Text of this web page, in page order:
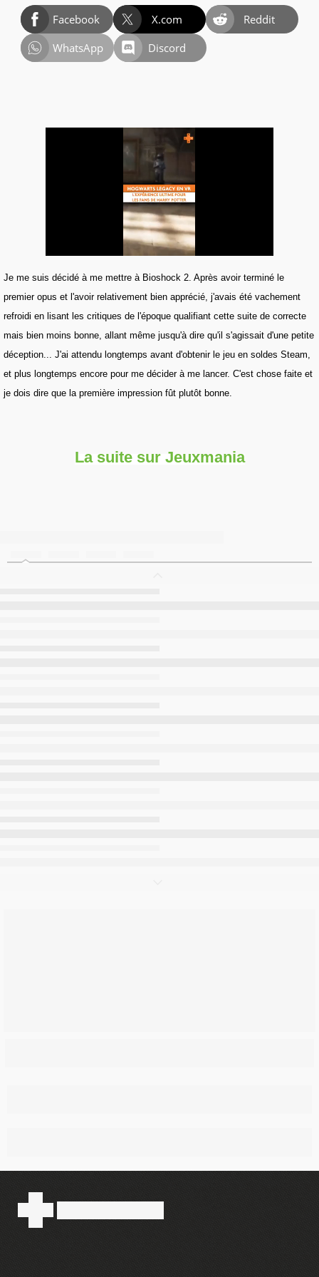
Facebook X.com
Reddit
WhatsApp
Discord
Je me suis décidé à me mettre à Bioshock 2. Après avoir terminé le
premier opus et l'avoir relativement bien apprécié, j'avais été vachement
refroidi en lisant les critiques de l'époque qualifiant cette suite de correcte
mais bien moins bonne, allant même jusqu'à dire qu'il s'agissait d'une petite
déception... J'ai attendu longtemps avant d'obtenir le jeu en soldes Steam,
et plus longtemps encore pour me décider à me lancer. C'est chose faite et
je dois dire que la première impression fût plutôt bonne.
La suite sur Jeuxmania